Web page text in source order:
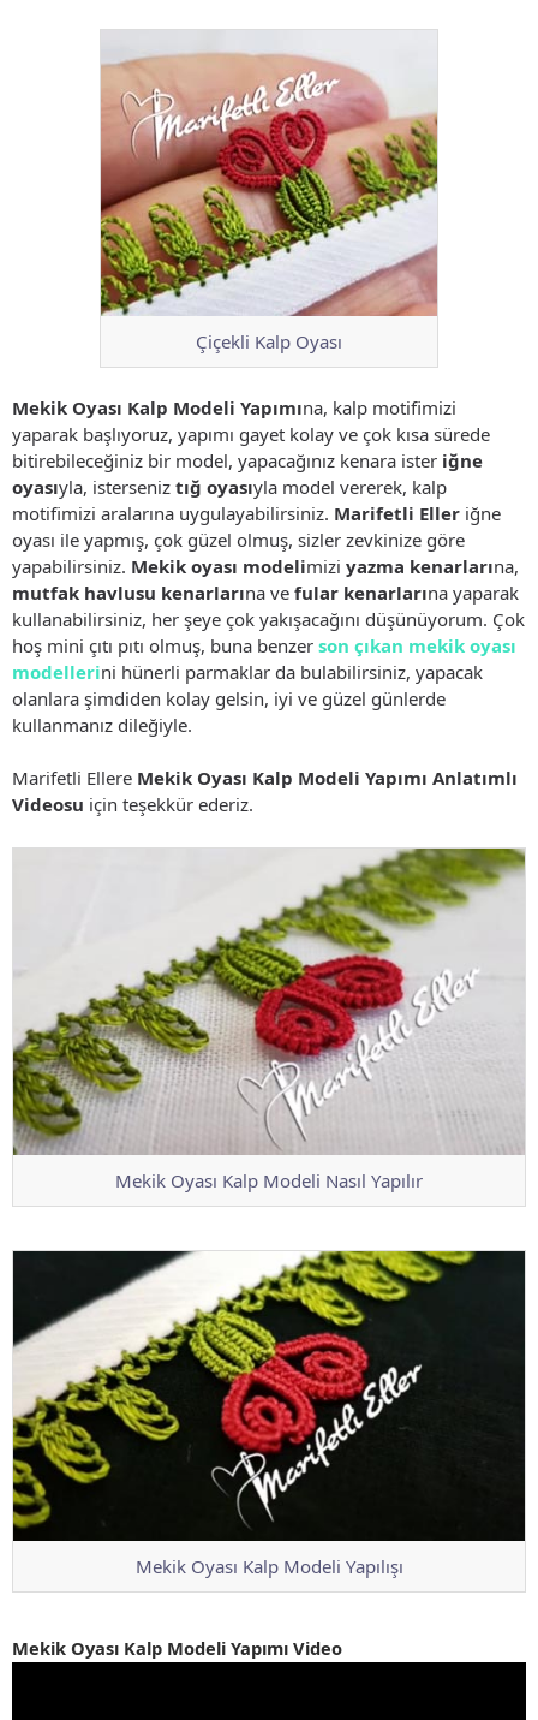
Çiçekli Kalp Oyası
Mekik Oyası Kalp Modeli Yapımına, kalp motifimizi
yaparak başlıyoruz, yapımı gayet kolay ve çok kısa sürede
bitirebileceğiniz bir model, yapacağınız kenara ister iğne
oyasıyla, isterseniz tığ oyasıyla model vererek, kalp
motifimizi aralarına uygulayabilirsiniz. Marifetli Eller iğne
oyası ile yapmış, çok güzel olmuş, sizler zevkinize göre
yapabilirsiniz. Mekik oyası modelimizi yazma kenarlarına,
mutfak havlusu kenarlarına ve fular kenarlarına yaparak
kullanabilirsiniz, her şeye çok yakışacağını düşünüyorum. Çok
hoş mini çıtı pıtı olmuş, buna benzer son çıkan mekik oyası
modellerini hünerli parmaklar da bulabilirsiniz, yapacak
olanlara şimdiden kolay gelsin, iyi ve güzel günlerde
kullanmanız dileğiyle.
Marifetli Ellere Mekik Oyası Kalp Modeli Yapımı Anlatımlı
Videosu için teşekkür ederiz.
Mekik Oyası Kalp Modeli Nasıl Yapılır
Mekik Oyası Kalp Modeli Yapılışı
Mekik Oyası Kalp Modeli Yapımı Video